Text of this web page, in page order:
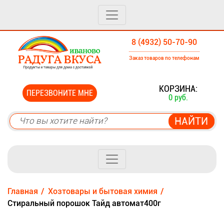
8 (4932) 50-70-90
Заказ товаров по телефонам
ПЕРЕЗВОНИТЕ МНЕ КОРЗИНА:
0 руб.
Главная
Хозтовары и бытовая химия
Стиральный порошок Тайд автомат400г